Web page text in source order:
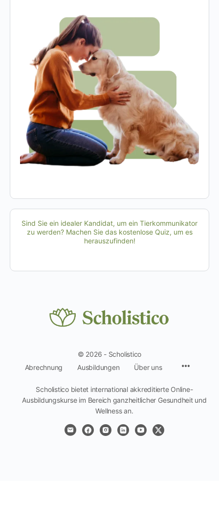
Sind Sie ein idealer Kandidat, um ein Tierkommunikator
zu werden? Machen Sie das kostenlose Quiz, um es
herauszufinden!
© 2026 - Scholistico
Abrechnung
Ausbildungen Über uns
Scholistico bietet international akkreditierte Online-
Ausbildungskurse im Bereich ganzheitlicher Gesundheit und
Wellness an.